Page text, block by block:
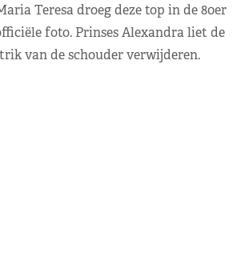
Teresa droeg deze top in de 80er
foto. Prinses Alexandra liet de
van de schouder verwijderen.